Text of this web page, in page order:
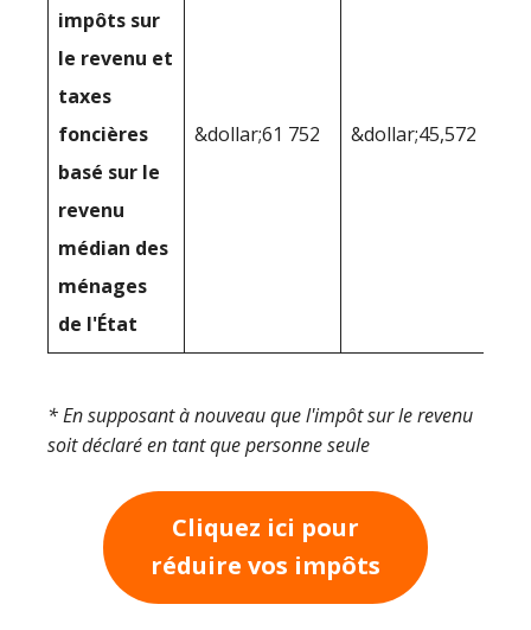
impôts sur
le revenu et
taxes
foncières
basé sur le
revenu
médian des
ménages
de l'État
&dollar;61 752 &dollar;45,572
* En supposant à nouveau que l'impôt sur le revenu
soit déclaré en tant que personne seule
Cliquez ici pour
réduire vos impôts